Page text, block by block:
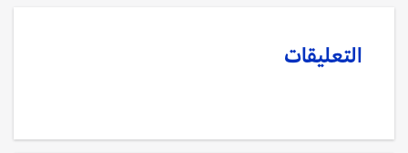
التعليقات